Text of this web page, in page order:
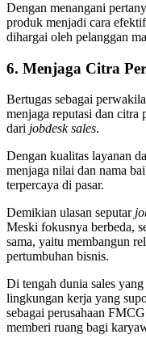
Dengan menangani
produk menjadi cara
dihargai oleh pelanggan
6. Menjaga Citra
Bertugas sebagai
menjaga reputasi dan citra
dari jobdesk sales.
Dengan kualitas layanan
menjaga nilai dan nama
terpercaya di pasar.
Demikian ulasan seputar
Meski fokusnya berbeda,
sama, yaitu membangun
pertumbuhan bisnis.
Di tengah dunia sales
lingkungan kerja yang
sebagai perusahaan
memberi ruang bagi